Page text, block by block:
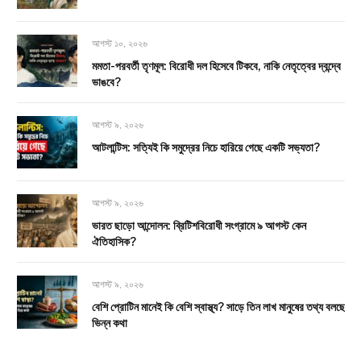
আগস্ট ১০, ২০২৬
মমতা-পরবর্তী তৃণমূল: বিরোধী দল হিসেবে টিকবে, নাকি নেতৃত্বের দ্বন্দ্বে
ভাঙবে?
আগস্ট ৯, ২০২৬
আটলান্টিস: সত্যিই কি সমুদ্রের নিচে হারিয়ে গেছে একটি সভ্যতা?
আগস্ট ৯, ২০২৬
ভারত ছাড়ো আন্দোলন: ব্রিটিশবিরোধী সংগ্রামে ৯ আগস্ট কেন
ঐতিহাসিক?
আগস্ট ৯, ২০২৬
বেশি প্রোটিন মানেই কি বেশি স্বাস্থ্য? সাড়ে তিন লাখ মানুষের তথ্য বলছে
ভিন্ন কথা